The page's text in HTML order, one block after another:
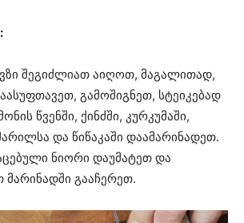
შეგიძლიათ აიღოთ, მაგალითად,
გამოშიგნეთ, სტეიკებად
წვენში, ქინძში, კურკუმაში,
და წიწაკაში დაამარინადეთ.
ნიორი დაუმატეთ და
მარინადში გააჩერეთ.